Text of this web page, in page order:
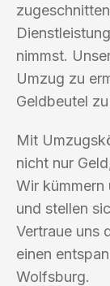
nimmst.
Umzug zu
Geldbeutel
Mit
nicht nur
Wir kümmern
und stellen
Vertraue uns
einen
Wolfsburg.